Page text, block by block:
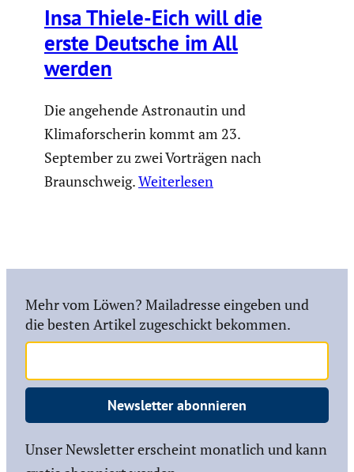
Insa Thiele-Eich will die
erste Deutsche im All
werden
Die angehende Astronautin und
Klimaforscherin kommt am 23.
September zu zwei Vorträgen nach
Braunschweig.Weiterlesen
Mehr vom Löwen? Mailadresse eingeben und
die besten Artikel zugeschickt bekommen.
Newsletter abonnieren
Unser Newsletter erscheint monatlich und kann